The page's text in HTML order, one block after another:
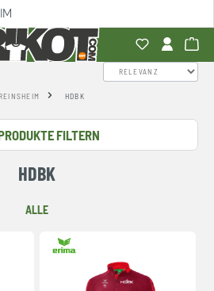
HDBK
FILTERN
HDBK
ALLE